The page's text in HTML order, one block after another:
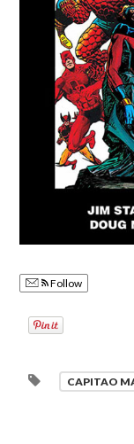
Follow
CAPITAO